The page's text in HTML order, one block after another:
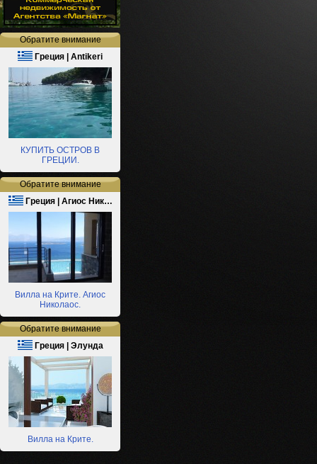
Обратите внимание
Греция | Antikeri
КУПИТЬ ОСТРОВ В
ГРЕЦИИ.
Обратите внимание
Греция | Агиос Ник…
Вилла на Крите. Агиос
Николаос.
Обратите внимание
Греция | Элунда
Вилла на Крите.